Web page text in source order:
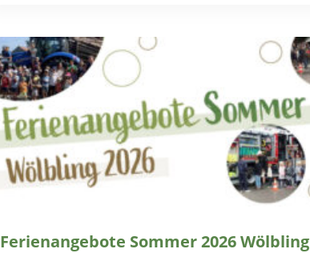
Ferienangebote Sommer 2026 Wölbling